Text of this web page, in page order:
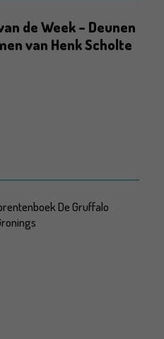
de Week – Deunen
van Henk Scholte
De Gruffalo